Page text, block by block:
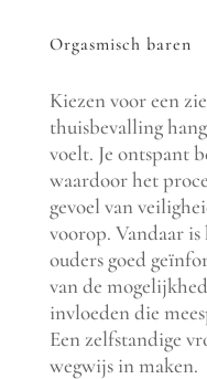
Orgasmisch baren
Kiezen voor een
thuisbevalling
voelt. Je ontspant
waardoor het
gevoel van
voorop. Vandaar
ouders goed
van de
invloeden die
Een zelfstandige
wegwijs in maken.